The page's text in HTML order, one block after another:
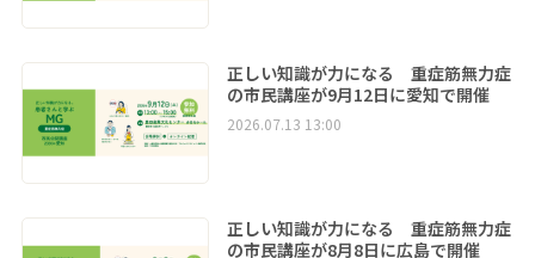
正しい知識が力になる 重症筋無力症
の市民講座が9月12日に愛知で開催
2026.07.13 13:00
正しい知識が力になる 重症筋無力症
の市民講座が8月8日に広島で開催